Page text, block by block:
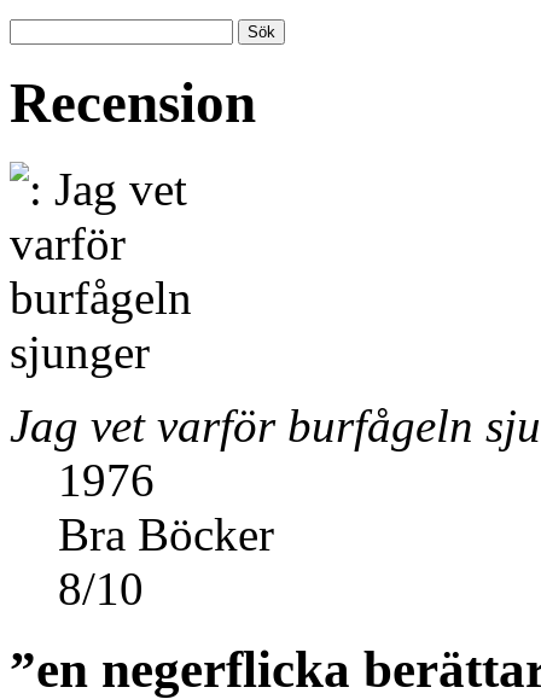
Recension
Jag vet varför burfågeln
1976
Bra Böcker
8/10
”en negerflicka